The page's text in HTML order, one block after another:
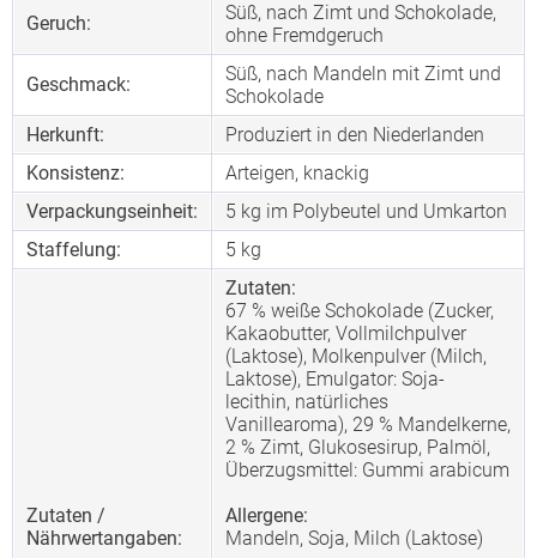
Geruch:
Süß, nach Zimt und Schokolade,
ohne Fremdgeruch
Geschmack:
Süß, nach Mandeln mit Zimt und
Schokolade
Herkunft:
Produziert in den Niederlanden
Konsistenz:
Arteigen, knackig
Verpackungseinheit:
5 kg im Polybeutel und Umkarton
Staffelung:
5 kg
Zutaten /
Nährwertangaben:
Zutaten:
67 % weiße Schokolade (Zucker,
Kakaobutter, Vollmilchpulver
(Laktose), Molkenpulver (Milch,
Laktose), Emulgator: Soja-
lecithin, natürliches
Vanillearoma), 29 % Mandelkerne,
2 % Zimt, Glukosesirup, Palmöl,
Überzugsmittel: Gummi arabicum
Allergene:
Mandeln, Soja, Milch (Laktose)